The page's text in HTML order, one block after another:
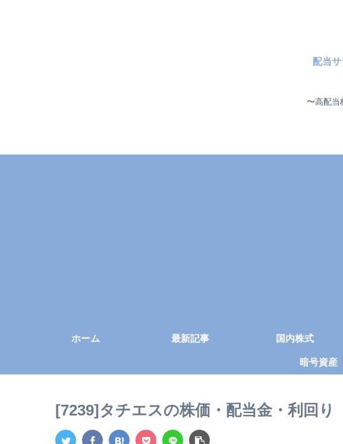
配当
〜高配当
ホーム 最新記事 国内株式
暗号資産
[7239]タチエスの株価・配当金・利回り